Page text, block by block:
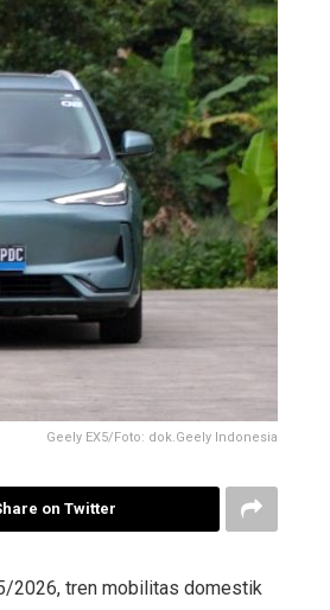
Geely EX5/Foto: dok.Geely Indonesia
on Twitter
2026, tren mobilitas domestik